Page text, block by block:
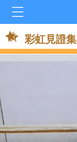
彩虹見證集